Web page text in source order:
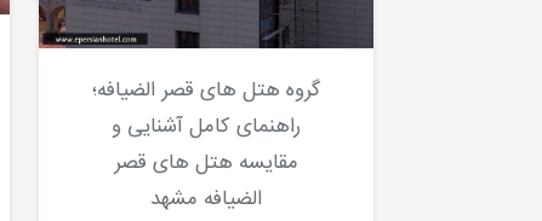
گروه هتل های قصر الضیافه؛
راهنمای کامل آشنایی و
مقایسه هتل های قصر
الضیافه مشهد